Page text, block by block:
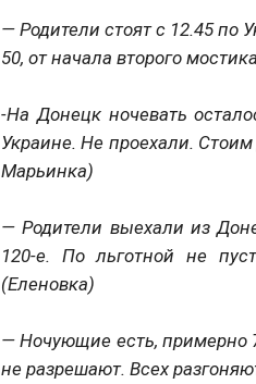
— Родители стоят с 12.45
50, от начала второго
-На Донецк ночевать
Украине. Не проехали.
Марьинка)
— Родители выехали из
120-е. По льготной не
(Еленовка)
— Ночующие есть, примерно
не разрешают. Всех